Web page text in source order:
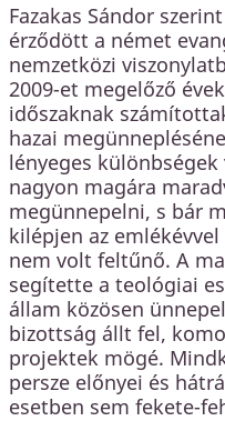
Fazakas Sándor
érződött a német
nemzetközi
2009-et megelőző
időszaknak
hazai
lényeges különbségek
nagyon magára
megünnepelni, s bár
kilépjen az
nem volt feltűnő. A
segítette a teológiai
állam közösen
bizottság állt fel,
projektek mögé.
persze előnyei és
esetben sem fekete-